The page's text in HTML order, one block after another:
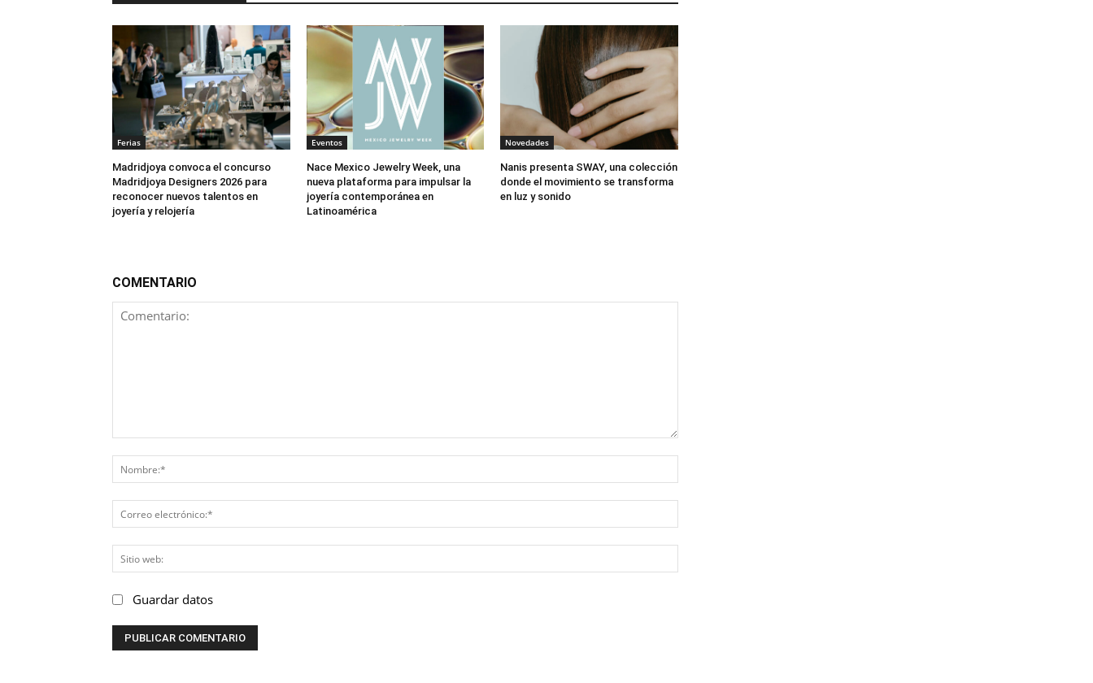
Ferias
Madridjoya convoca el concurso
Madridjoya Designers 2026 para
reconocer nuevos talentos en
joyería y relojería
Eventos
Nace Mexico Jewelry Week, una
nueva plataforma para impulsar la
joyería contemporánea en
Latinoamérica
Novedades
Nanis presenta SWAY, una colección
donde el movimiento se transforma
en luz y sonido
COMENTARIO
electrónico:*
web:
Guardar datos